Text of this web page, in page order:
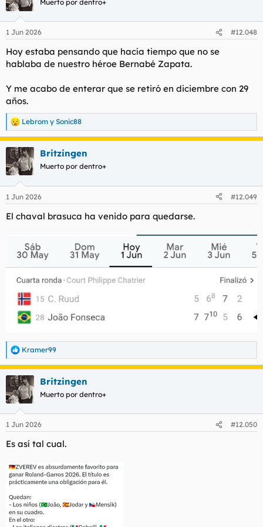
i
e
:
Muerto por dentro+
1 Jun 2026 #12.048
Hoy estaba pensando que hacía tiempo que no se
hablaba de nuestro héroe Bernabé Zapata.
Y me acabo de enterar que se retiró en diciembre con 29
años.
R
e
c
c
i
e
:
Lebrom y Sonic88
Britzingen
Muerto por dentro+
1 Jun 2026 #12.049
El chaval brasuca ha venido para quedarse.
R
e
a
c
c
i
e
:
Kramer99
Britzingen
Muerto por dentro+
1 Jun 2026 #12.050
Es así tal cual.